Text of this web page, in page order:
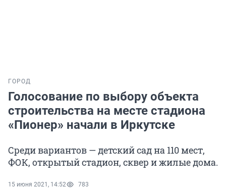
ГОРОД
Голосование по выбору объекта
строительства на месте стадиона
«Пионер» начали в Иркутске
Среди вариантов — детский сад на 110 мест,
ФОК, открытый стадион, сквер и жилые дома.
15 июня 2021, 14:52 783